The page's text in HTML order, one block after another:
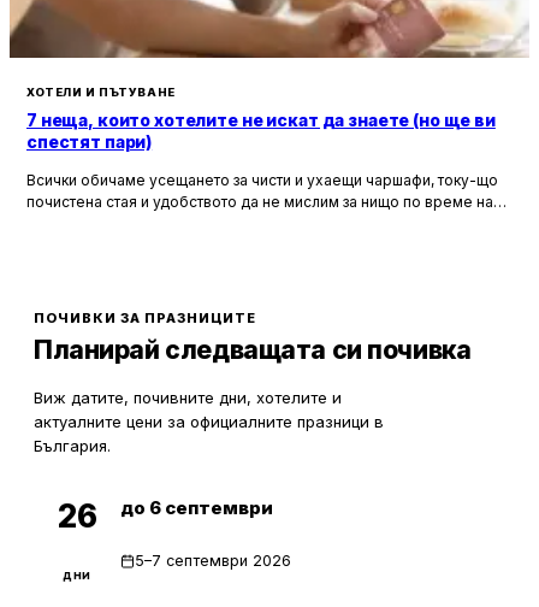
ХОТЕЛИ И ПЪТУВАНЕ
7 неща, които хотелите не искат да знаете (но ще ви
спестят пари)
Всички обичаме усещането за чисти и ухаещи чаршафи, току-що
почистена стая и удобството да не мислим за нищо по време на
ПОЧИВКИ ЗА ПРАЗНИЦИТЕ
Планирай следващата си почивка
Виж датите, почивните дни, хотелите и
актуалните цени за официалните празници в
България.
26
дни
до 6 септември
5–7 септември 2026